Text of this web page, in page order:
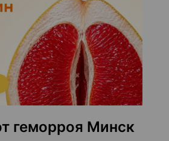
геморроя Минск